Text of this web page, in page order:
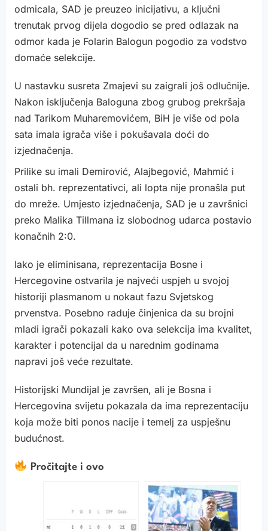
odmicala, SAD je preuzeo inicijativu, a ključni
trenutak prvog dijela dogodio se pred odlazak na
odmor kada je Folarin Balogun pogodio za vodstvo
domaće selekcije.
U nastavku susreta Zmajevi su zaigrali još odlučnije.
Nakon isključenja Baloguna zbog grubog prekršaja
nad Tarikom Muharemovićem, BiH je više od pola
sata imala igrača više i pokušavala doći do
izjednačenja.
Prilike su imali Demirović, Alajbegović, Mahmić i
ostali bh. reprezentativci, ali lopta nije pronašla put
do mreže. Umjesto izjednačenja, SAD je u završnici
preko Malika Tillmana iz slobodnog udarca postavio
konačnih 2:0.
Iako je eliminisana, reprezentacija Bosne i
Hercegovine ostvarila je najveći uspjeh u svojoj
historiji plasmanom u nokaut fazu Svjetskog
prvenstva. Posebno raduje činjenica da su brojni
mladi igrači pokazali kako ova selekcija ima kvalitet,
karakter i potencijal da u narednim godinama
napravi još veće rezultate.
Historijski Mundijal je završen, ali je Bosna i
Hercegovina svijetu pokazala da ima reprezentaciju
koja može biti ponos nacije i temelj za uspješnu
budućnost.
Pročitajte i ovo